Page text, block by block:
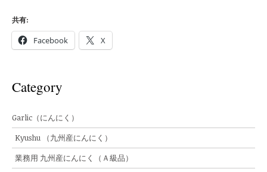
共有:
Facebook X
Category
Garlic（にんにく）
Kyushu （九州産にんにく）
業務用 九州産にんにく（Ａ級品）